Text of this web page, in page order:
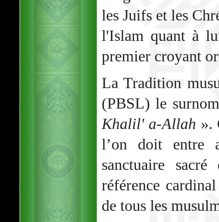
les Juifs et les
l'Islam quant à
premier croyant
La Tradition
(PBSL) le
Khalil' a-Allah ».
l’on doit entre
sanctuaire
référence
de tous les